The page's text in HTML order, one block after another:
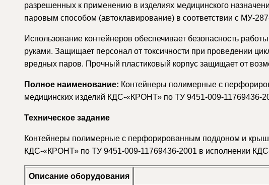
разрешенных к применению в изделиях медицинского
паровым способом (автоклавирование) в соответствии с МУ-
Использование контейнеров обеспечивает безопасность
руками. Защищает персонал от токсичности при проведении
вредных паров. Прочный пластиковый корпус защищает от
Полное наименование: Контейнеры полимерные с
медицинских изделий КДС-«КРОНТ» по ТУ 9451-009-11769436-
Техническое задание
Контейнеры полимерные с перфорированным поддоном и
КДС-«КРОНТ» по ТУ 9451-009-11769436-2001 в исполнении
Описание оборудования